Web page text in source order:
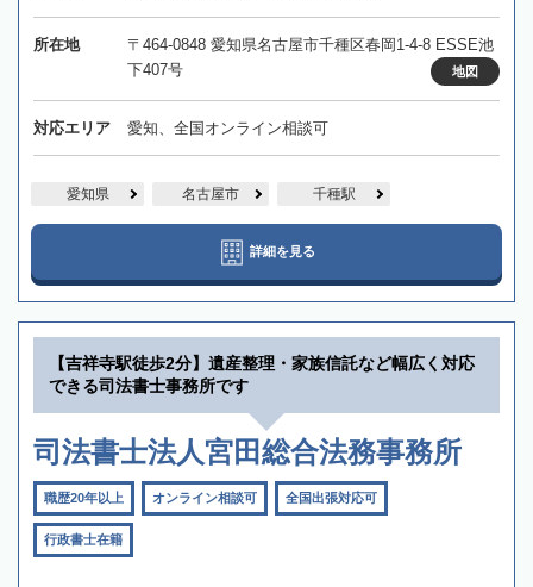
所在地
〒464-0848 愛知県名古屋市千種区春岡1-4-8 ESSE池
下407号
地図
対応エリア 愛知、全国オンライン相談可
愛知県 名古屋市 千種駅
詳細を見る
【吉祥寺駅徒歩2分】遺産整理・家族信託など幅広く対応
できる司法書士事務所です
司法書士法人宮田総合法務事務所
職歴20年以上 オンライン相談可 全国出張対応可
行政書士在籍